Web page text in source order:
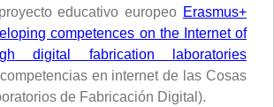
educativo europeo Erasmus+
competences on the Internet of
digital fabrication laboratories
en internet de las Cosas
de Fabricación Digital).